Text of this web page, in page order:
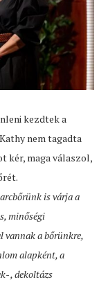
kezdtek a
nem tagadta
kér, maga válaszol,
is várja a
minőségi
vannak a bőrünkre,
alapként, a
, dekoltázs